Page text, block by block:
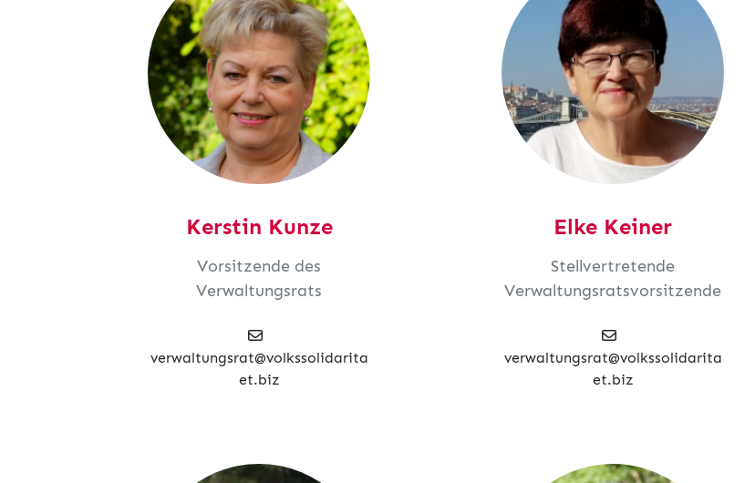
Kerstin Kunze
Vorsitzende des
Verwaltungsrats
verwaltungsrat@volkssolidarita
et.biz
Elke Keiner
Stellvertretende
Verwaltungsratsvorsitzende
verwaltungsrat@volkssolidarita
et.biz